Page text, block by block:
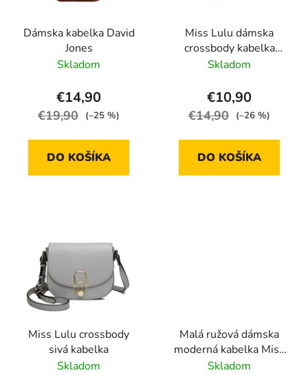
Dámska kabelka David
Jones
Skladom
€14,90
€19,90 (–25 %)
DO KOŠÍKA
Miss Lulu dámska
crossbody kabelka
LA2119 - (béžová)
Skladom
€10,90
€14,90 (–26 %)
DO KOŠÍKA
Miss Lulu crossbody
sivá kabelka
Skladom
Malá ružová dámska
moderná kabelka Miss
Lulu
Skladom